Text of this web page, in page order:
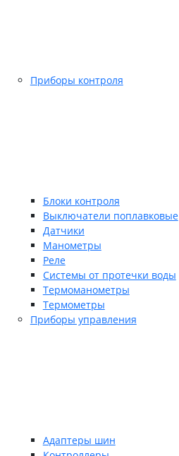
Приборы контроля
Блоки контроля
Выключатели поплавковые
Датчики
Манометры
Реле
Системы от протечки воды
Термоманометры
Термометры
Приборы управления
Адаптеры шин